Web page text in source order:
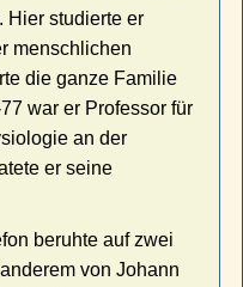
Hier studierte er
menschlichen
die ganze Familie
war er Professor für
an der
er seine
beruhte auf zwei
von Johann